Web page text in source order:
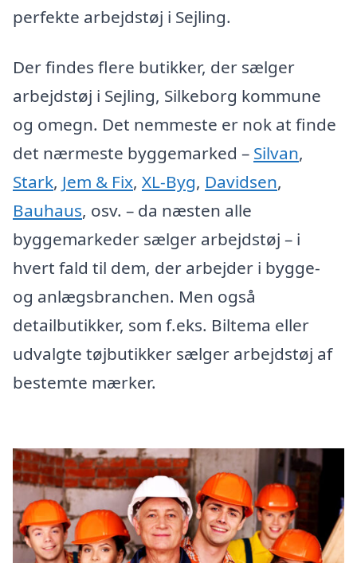
perfekte arbejdstøj i Sejling.
Der findes flere butikker, der sælger
arbejdstøj i Sejling, Silkeborg kommune
og omegn. Det nemmeste er nok at finde
det nærmeste byggemarked – Silvan,
Stark, Jem & Fix, XL-Byg, Davidsen,
Bauhaus, osv. – da næsten alle
byggemarkeder sælger arbejdstøj – i
hvert fald til dem, der arbejder i bygge-
og anlægsbranchen. Men også
detailbutikker, som f.eks. Biltema eller
udvalgte tøjbutikker sælger arbejdstøj af
bestemte mærker.